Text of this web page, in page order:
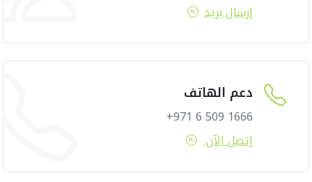
إرسال بريد
دعم الهاتف
1666 509 6 971+
إتصل الآن